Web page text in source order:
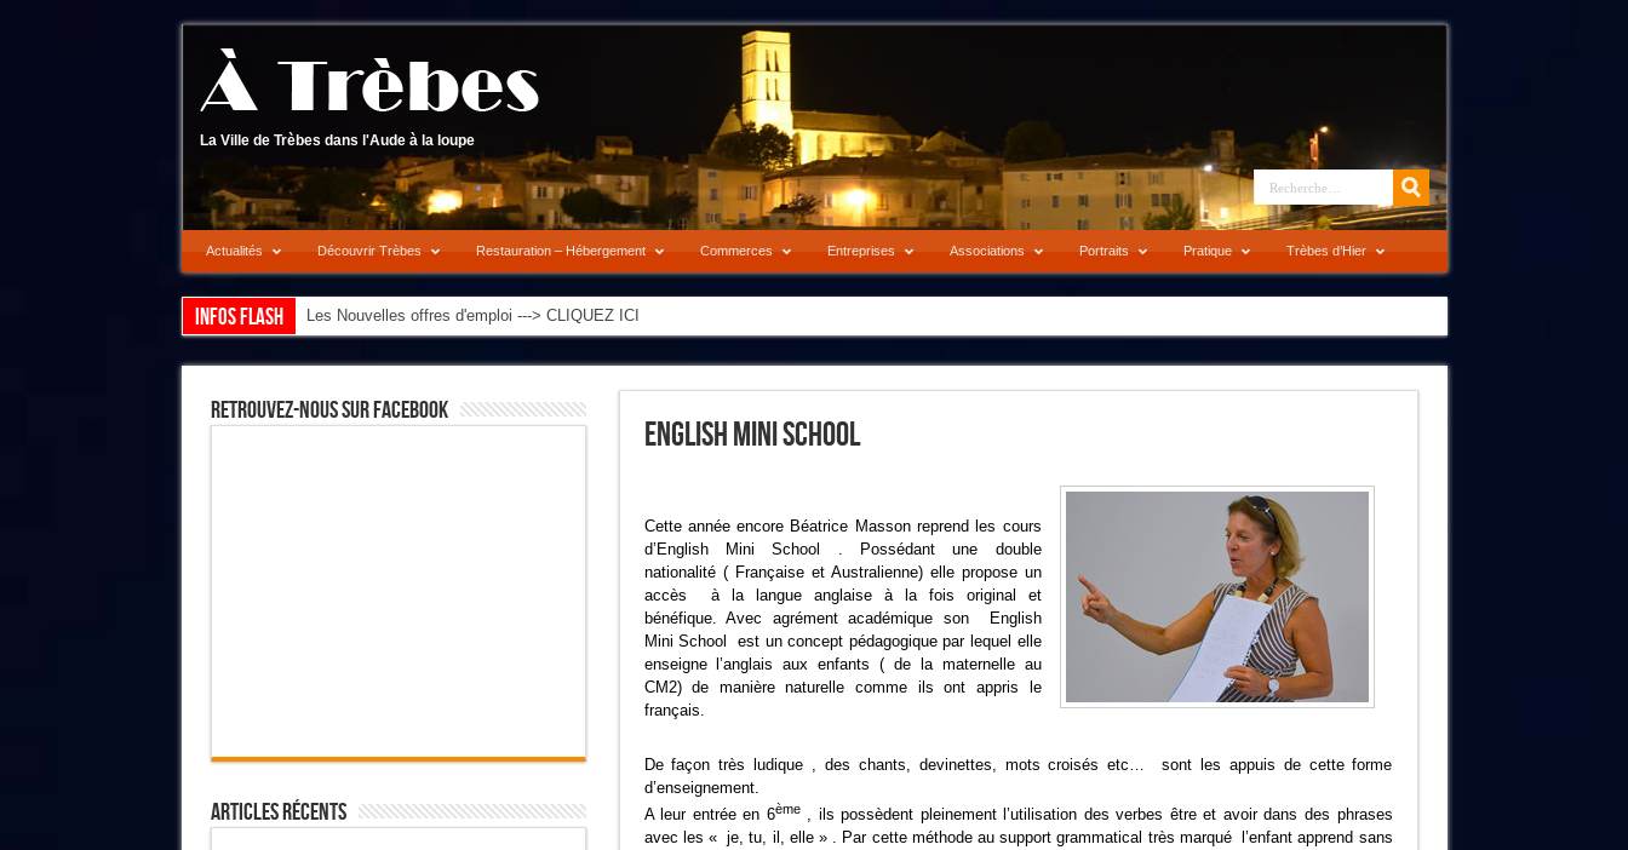
La Ville de Trèbes dans l'Aude à la loupe
Actualités Découvrir Trèbes Restauration – Hébergement Commerces Entreprises Associations Portraits Pratique Trèbes d’Hier
Infos flash Les Nouvelles offres d'emploi ---> CLIQUEZ ICI
English Mini School
Cette année encore Béatrice Masson reprend les cours
d’English Mini School . Possédant une double
nationalité ( Française et Australienne) elle propose un
accès à la langue anglaise à la fois original et
bénéfique. Avec agrément académique son English
Mini School est un concept pédagogique par lequel elle
enseigne l’anglais aux enfants ( de la maternelle au
CM2) de manière naturelle comme ils ont appris le
français.
De façon très ludique , des chants, devinettes, mots croisés etc… sont les appuis de cette forme
d’enseignement.
A leur entrée en 6ème, ils possèdent pleinement l’utilisation des verbes être et avoir dans des phrases
avec les « je, tu, il, elle » . Par cette méthode au support grammatical très marqué l’enfant apprend sans
Retrouvez-Nous Sur Facebook
Articles Récents